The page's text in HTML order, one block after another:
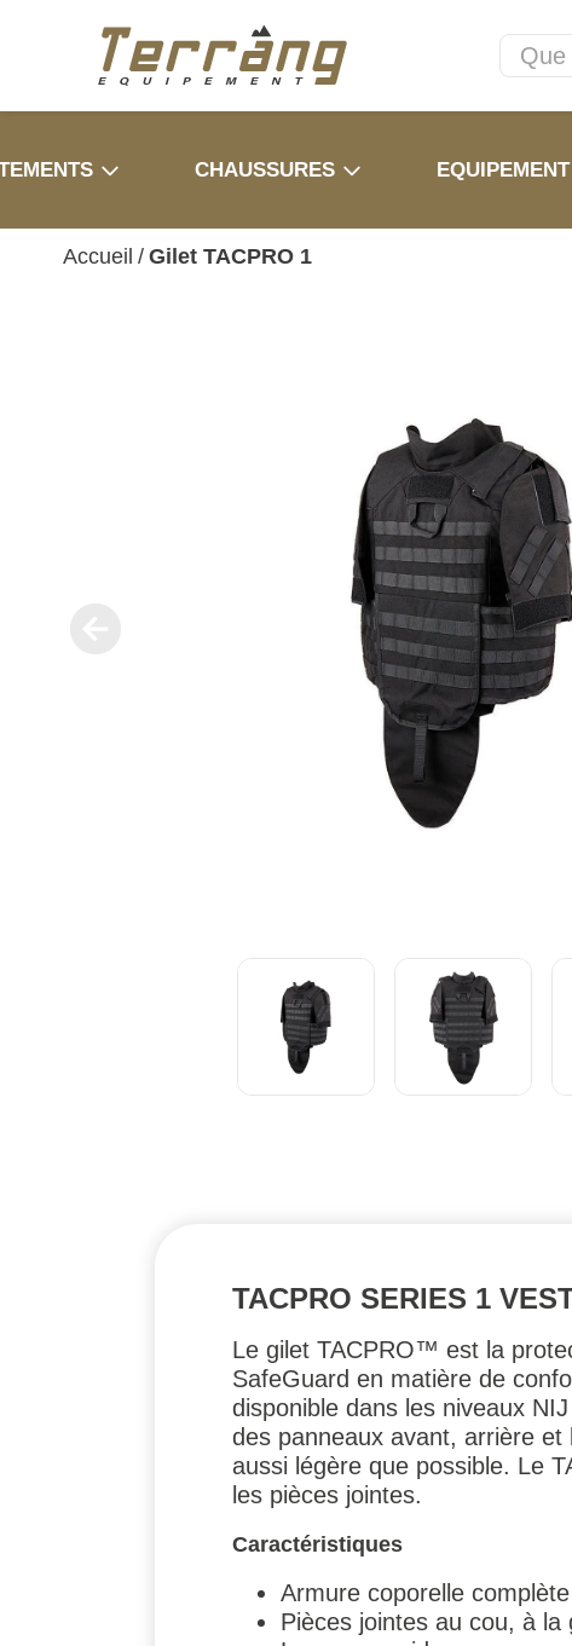
CHAUSSURES EQUIPEMENT
Accueil / Gilet TACPRO 1
TACPRO SERIES 1
Le gilet TACPRO™ est la
SafeGuard en matière de
disponible dans les niveaux
des panneaux avant, arrière
aussi légère que possible. Le
les pièces jointes.
Caractéristiques
Armure coporelle
Pièces jointes au cou, à